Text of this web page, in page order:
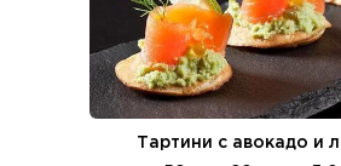
Тартини с авокадо и